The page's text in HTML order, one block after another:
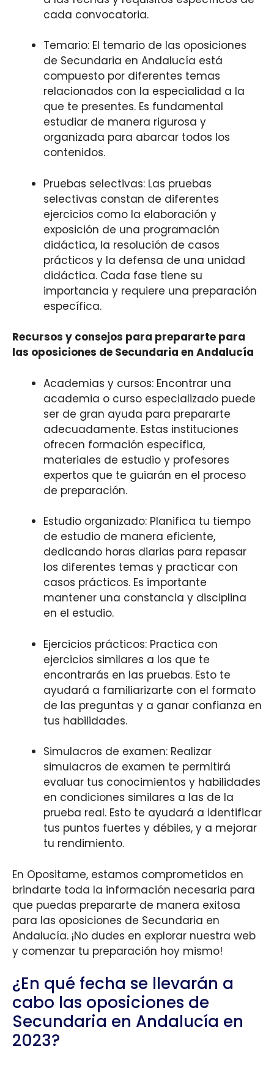
cada convocatoria.
Temario: El temario de las oposiciones
de Secundaria en Andalucía está
compuesto por diferentes temas
relacionados con la especialidad a la
que te presentes. Es fundamental
estudiar de manera rigurosa y
organizada para abarcar todos los
contenidos.
Pruebas selectivas: Las pruebas
selectivas constan de diferentes
ejercicios como la elaboración y
exposición de una programación
didáctica, la resolución de casos
prácticos y la defensa de una unidad
didáctica. Cada fase tiene su
importancia y requiere una preparación
específica.
Recursos y consejos para prepararte para
las oposiciones de Secundaria en Andalucía
Academias y cursos: Encontrar una
academia o curso especializado puede
ser de gran ayuda para prepararte
adecuadamente. Estas instituciones
ofrecen formación específica,
materiales de estudio y profesores
expertos que te guiarán en el proceso
de preparación.
Estudio organizado: Planifica tu tiempo
de estudio de manera eficiente,
dedicando horas diarias para repasar
los diferentes temas y practicar con
casos prácticos. Es importante
mantener una constancia y disciplina
en el estudio.
Ejercicios prácticos: Practica con
ejercicios similares a los que te
encontrarás en las pruebas. Esto te
ayudará a familiarizarte con el formato
de las preguntas y a ganar confianza en
tus habilidades.
Simulacros de examen: Realizar
simulacros de examen te permitirá
evaluar tus conocimientos y habilidades
en condiciones similares a las de la
prueba real. Esto te ayudará a identificar
tus puntos fuertes y débiles, y a mejorar
tu rendimiento.
En Opositame, estamos comprometidos en
brindarte toda la información necesaria para
que puedas prepararte de manera exitosa
para las oposiciones de Secundaria en
Andalucía. ¡No dudes en explorar nuestra web
y comenzar tu preparación hoy mismo!
¿En qué fecha se llevarán a
cabo las oposiciones de
Secundaria en Andalucía en
2023?